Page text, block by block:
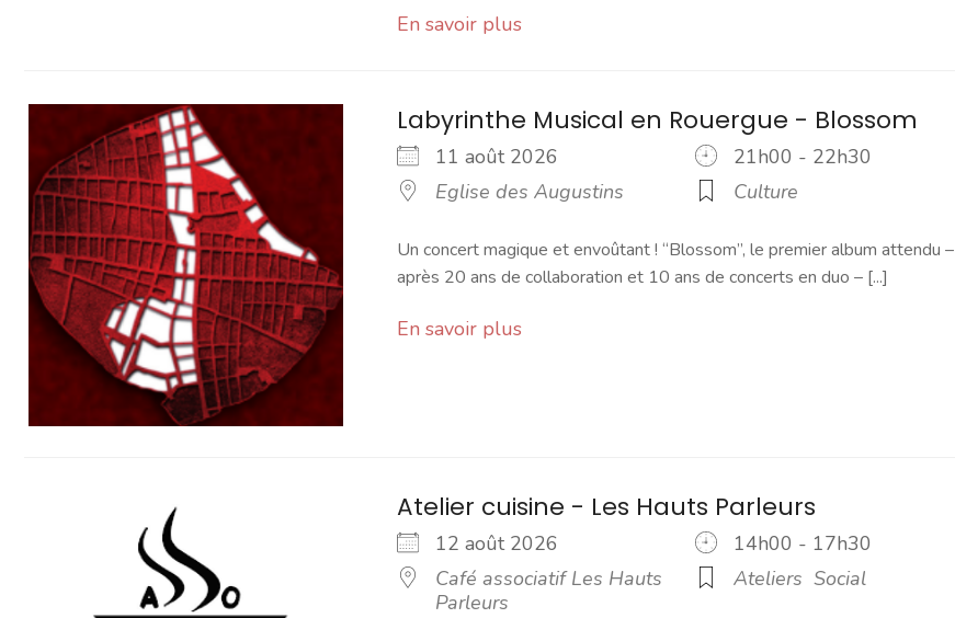
En savoir plus
Labyrinthe Musical en Rouergue - Blossom
11 août 2026
21h00 - 22h30
Eglise des Augustins
Culture
Un concert magique et envoûtant ! “Blossom”, le premier album attendu –
après 20 ans de collaboration et 10 ans de concerts en duo – [...]
En savoir plus
Atelier cuisine - Les Hauts Parleurs
12 août 2026
14h00 - 17h30
Café associatif Les Hauts
Parleurs
Ateliers Social